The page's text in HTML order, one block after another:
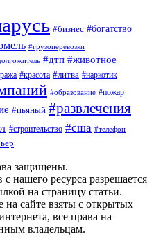
#бизнес #богатство
#грузоперевозки
#дтп #животное
#красота #литва #наркотик
#образование #пожар
#пьяный #развлечения
#строительство #сша #телефон
защищены.
нашего ресурса разрешается
на страницу статьи.
сайте взяты с открытых
все права на
владельцам.